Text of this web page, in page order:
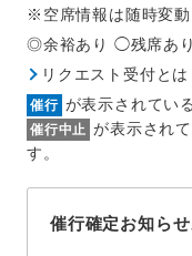
※空席情報は随時変動
◎余裕あり ◯残席あ
リクエスト受付とは
催行 が表示されてい
催行中止 が表示され
す。
催行確定お知ら